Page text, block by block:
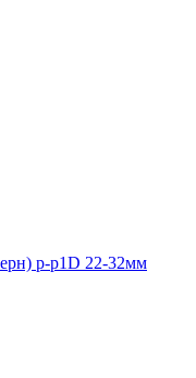
р-р1D 22-32мм